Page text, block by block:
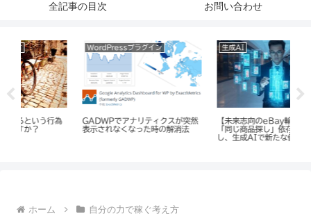
全記事の目次 お問い合わせ
生成AI
【未来志向のeBay輸入戦略】
「同じ商品探し」依存から抜け出
せどりで稼ぐ
eBayでのせどりを私がおすすめ
する3つの理由
ホーム 自分の力で稼ぐ考え方